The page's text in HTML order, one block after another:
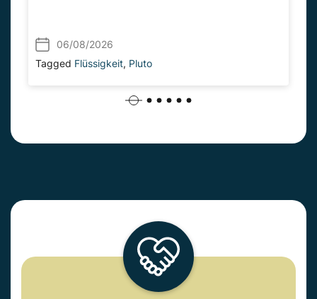
06/08/2026
Tagged Flüssigkeit, Pluto